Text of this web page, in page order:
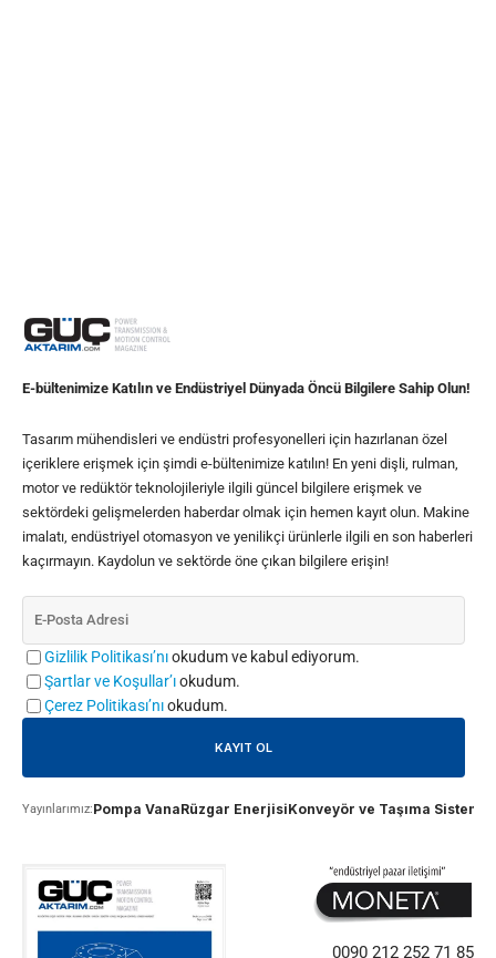
E-bültenimize Katılın ve Endüstriyel Dünyada Öncü Bilgilere Sahip Olun!
Tasarım mühendisleri ve endüstri profesyonelleri için hazırlanan özel
içeriklere erişmek için şimdi e-bültenimize katılın! En yeni dişli, rulman,
motor ve redüktör teknolojileriyle ilgili güncel bilgilere erişmek ve
sektördeki gelişmelerden haberdar olmak için hemen kayıt olun. Makine
imalatı, endüstriyel otomasyon ve yenilikçi ürünlerle ilgili en son haberleri
kaçırmayın. Kaydolun ve sektörde öne çıkan bilgilere erişin!
Gizlilik Politikası’nıokudum ve kabul ediyorum.
Şartlar ve Koşullar’ıokudum.
Çerez Politikası’nıokudum.
Yayınlarımız:Pompa VanaRüzgar EnerjisiKonveyör ve Taşıma
0090 212 252 71 85